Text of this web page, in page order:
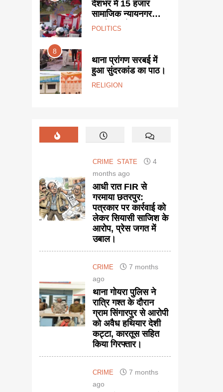
सरबई में
का पाठ।
यूजीसी कानून के विरोध में
सवर्ण समाज ने किया
प्रदर्शन, तहसील में सौंपा
STATE
4
नई UGC गाइडलाइन पर
देशभर में विरोध
प्रदर्शन।
POLITICS
CRIME STATE
4
months ago
आधी रात FIR से
गरमाया छतरपुर:
पत्रकार पर कार्रवाई को
लेकर सियासी साजिश के
आरोप, प्रेस जगत में
उबाल।
CRIME
7 months
ago
थाना गोयरा पुलिस ने
रात्रि गश्त के दौरान
ग्राम सिंगारपुर से आरोपी
को अवैध हथियार देशी
कट्टा, कारतूस सहित
किया गिरफ्तार।
CRIME
7 months
ago